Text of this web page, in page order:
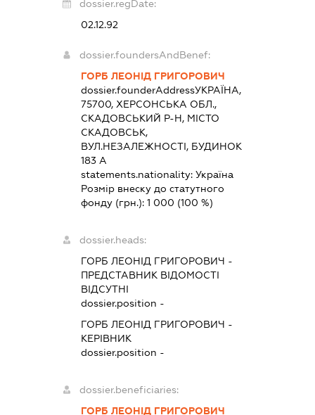
dossier.regDate:
02.12.92
dossier.foundersAndBenef:
ГОРБ ЛЕОНІД ГРИГОРОВИЧ
dossier.founderAddressУКРАЇНА,
75700, ХЕРСОНСЬКА ОБЛ.,
СКАДОВСЬКИЙ Р-Н, МІСТО
СКАДОВСЬК,
ВУЛ.НЕЗАЛЕЖНОСТІ, БУДИНОК
183 А
statements.nationality:Україна
Розмір внеску до статутного
фонду (грн.):1 000 (100 %)
dossier.heads:
ГОРБ ЛЕОНІД ГРИГОРОВИЧ -
ПРЕДСТАВНИК ВІДОМОСТІ
ВІДСУТНІ
dossier.position -
ГОРБ ЛЕОНІД ГРИГОРОВИЧ -
КЕРІВНИК
dossier.position -
dossier.beneficiaries:
ГОРБ ЛЕОНІД ГРИГОРОВИЧ